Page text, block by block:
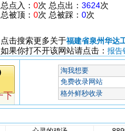
总点入： 0次 总点出： 3624次
总被顶： 0次 总被踩： 0次
点击搜索更多关于福建省泉州华达
如果你打不开该网站请点击： 报告